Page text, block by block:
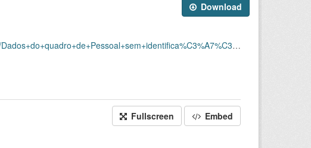
Download
Dados_sem_ID_Pessoal_em_atividade_202604.csv
Fullscreen Embed